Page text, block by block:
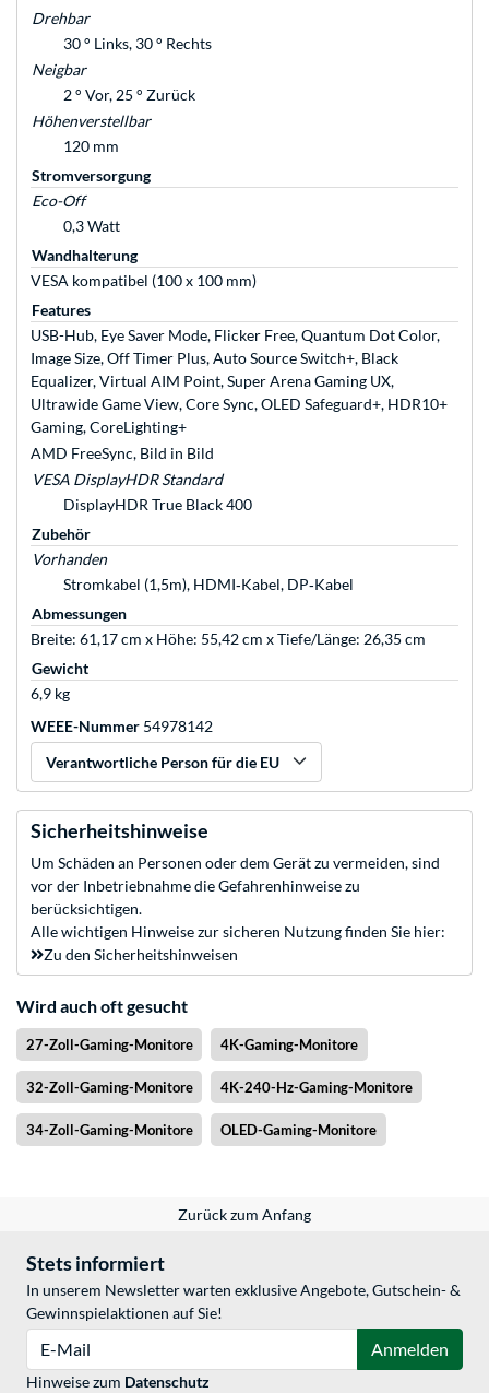
Drehbar
30 ° Links, 30 ° Rechts
Neigbar
2 ° Vor, 25 ° Zurück
Höhenverstellbar
120 mm
Stromversorgung
Eco-Off
0,3 Watt
Wandhalterung
VESA kompatibel (100 x 100 mm)
Features
USB-Hub, Eye Saver Mode, Flicker Free, Quantum Dot Color,
Image Size, Off Timer Plus, Auto Source Switch+, Black
Equalizer, Virtual AIM Point, Super Arena Gaming UX,
Ultrawide Game View, Core Sync, OLED Safeguard+, HDR10+
Gaming, CoreLighting+
AMD FreeSync, Bild in Bild
VESA DisplayHDR Standard
DisplayHDR True Black 400
Zubehör
Vorhanden
Stromkabel (1,5m), HDMI‑Kabel, DP‑Kabel
Abmessungen
Breite: 61,17 cm x Höhe: 55,42 cm x Tiefe/Länge: 26,35 cm
Gewicht
6,9 kg
WEEE-Nummer 54978142
Verantwortliche Person für die EU
Sicherheitshinweise
Um Schäden an Personen oder dem Gerät zu vermeiden, sind
vor der Inbetriebnahme die Gefahrenhinweise zu
berücksichtigen.
Alle wichtigen Hinweise zur sicheren Nutzung finden Sie hier:
Zu den Sicherheitshinweisen
Wird auch oft gesucht
27-Zoll-Gaming-Monitore 4K-Gaming-Monitore
32-Zoll-Gaming-Monitore 4K-240-Hz-Gaming-Monitore
34-Zoll-Gaming-Monitore OLED-Gaming-Monitore
Zurück zum Anfang
Stets informiert
In unserem Newsletter warten exklusive Angebote, Gutschein- &
Gewinnspielaktionen auf Sie!
Anmelden
Hinweise zum Datenschutz